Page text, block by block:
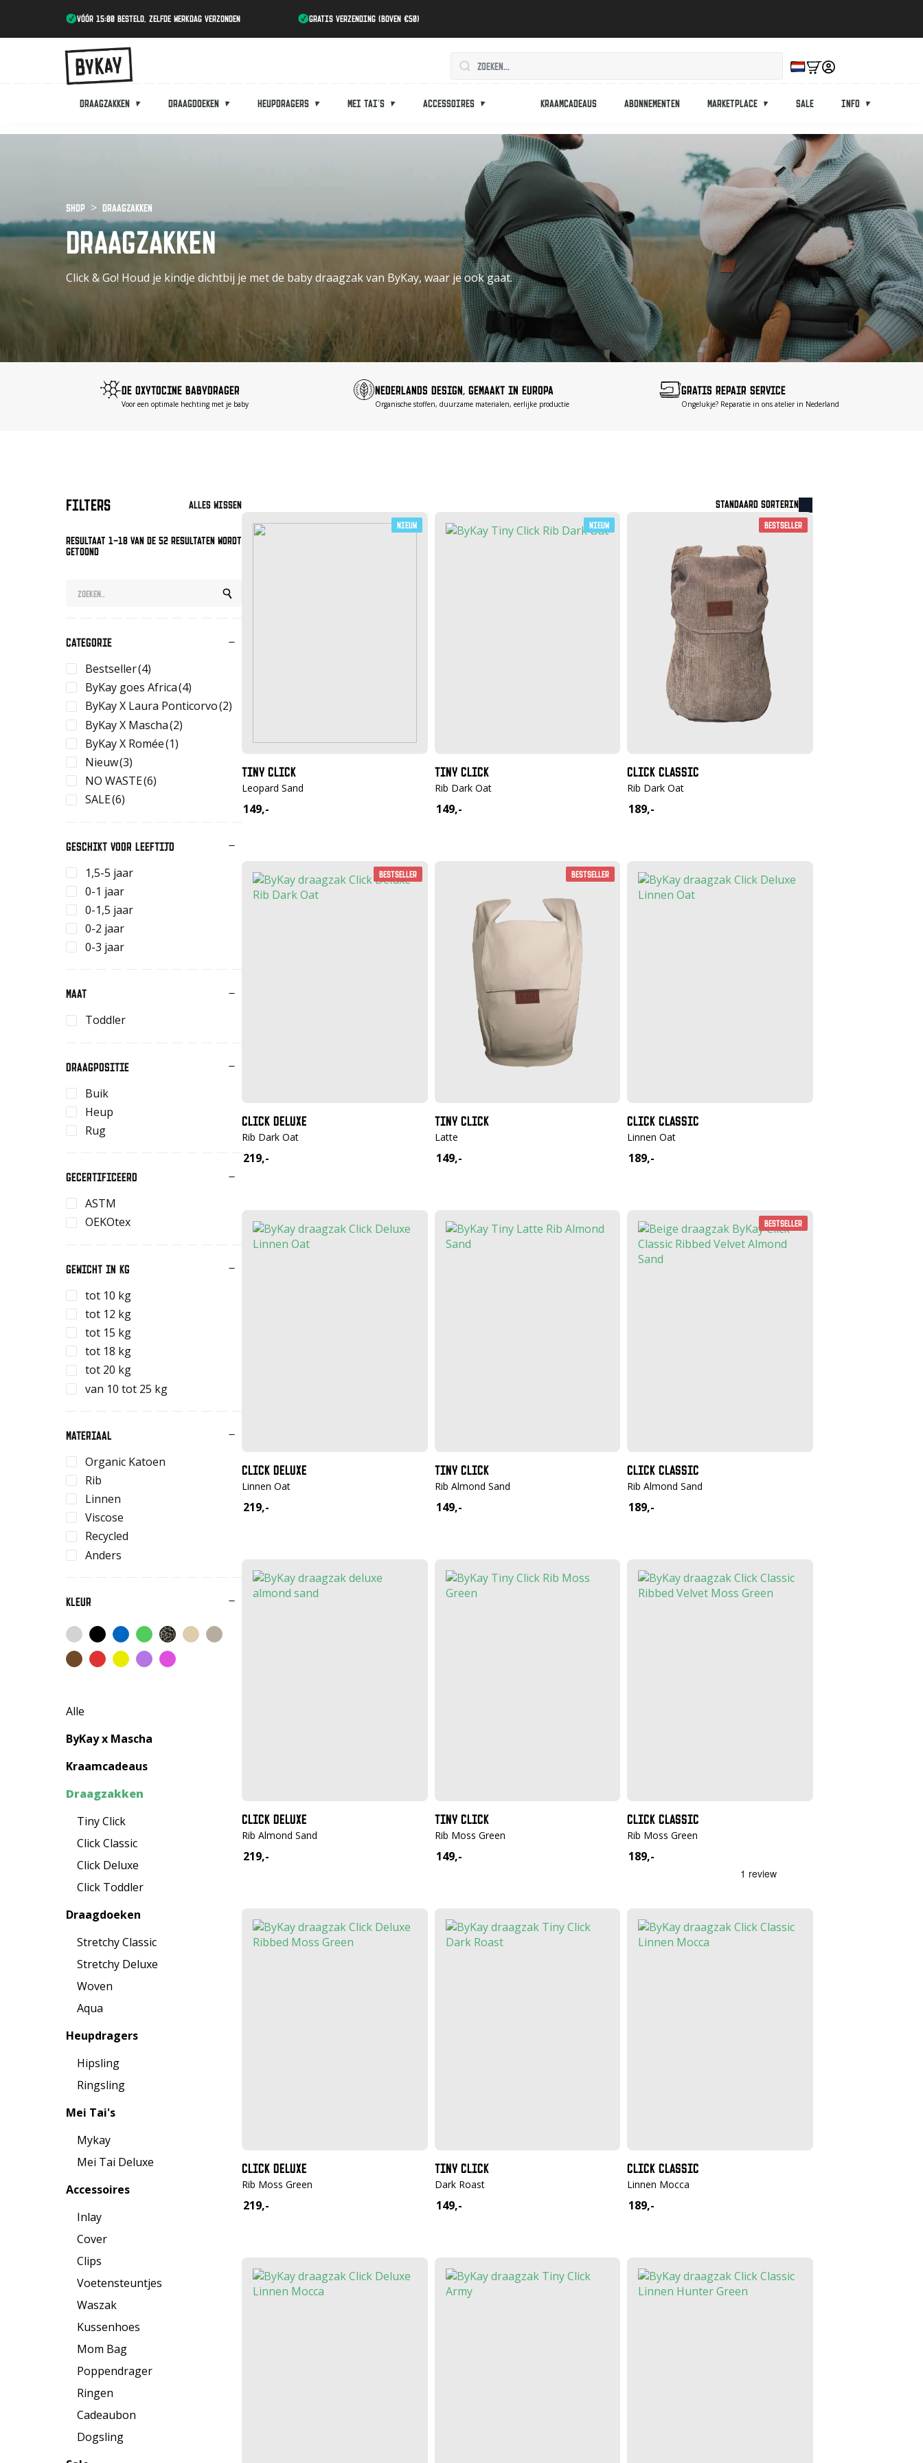
vóór 15:00 besteld, zelfde werkdag verzonden Gratis verzending (boven €50)
Draagzakken Draagdoeken Heupdragers Mei tai's Accessoires Kraamcadeaus Abonnementen Marketplace Sale Info
Shop Draagzakken
DRAAGZAKKEN
Click & Go! Houd je kindje dichtbij je met de baby draagzak van ByKay, waar je ook gaat.
DE OXYTOCINE BABYDRAGER
Voor een optimale hechting met je baby
NEDERLANDS DESIGN, GEMAAKT IN EUROPA
Organische stoffen, duurzame materialen, eerlijke productie
GRATIS REPAIR SERVICE
Ongelukje? Reparatie in ons atelier in Nederland
Filters Alles wissen
Resultaat 1–18 van de 52 resultaten wordt
getoond
CATEGORIE
Bestseller(4)
ByKay goes Africa(4)
ByKay X Laura Ponticorvo(2)
ByKay X Mascha(2)
ByKay X Romée(1)
Nieuw(3)
NO WASTE(6)
SALE(6)
GESCHIKT VOOR LEEFTIJD
1,5-5 jaar
0-1 jaar
0-1,5 jaar
0-2 jaar
0-3 jaar
MAAT
Toddler
DRAAGPOSITIE
Buik
Heup
Rug
GECERTIFICEERD
ASTM
OEKOtex
GEWICHT IN KG
tot 10 kg
tot 12 kg
tot 15 kg
tot 18 kg
tot 20 kg
van 10 tot 25 kg
MATERIAAL
Organic Katoen
Rib
Linnen
Viscose
Recycled
Anders
KLEUR
Alle
ByKay x Mascha
Kraamcadeaus
Draagzakken
Tiny Click
Click Classic
Click Deluxe
Click Toddler
Draagdoeken
Stretchy Classic
Stretchy Deluxe
Woven
Aqua
Heupdragers
Hipsling
Ringsling
Mei Tai's
Mykay
Mei Tai Deluxe
Accessoires
Inlay
Cover
Clips
Voetensteuntjes
Waszak
Kussenhoes
Mom Bag
Poppendrager
Ringen
Cadeaubon
Dogsling
Nieuw
TINY CLICK
Leopard Sand
149,-
Nieuw
TINY CLICK
Rib Dark Oat
149,-
Bestseller
CLICK CLASSIC
Rib Dark Oat
189,-
Bestseller
CLICK DELUXE
Rib Dark Oat
219,-
Bestseller
TINY CLICK
Latte
149,-
CLICK CLASSIC
Linnen Oat
189,-
CLICK DELUXE
Linnen Oat
219,-
TINY CLICK
Rib Almond Sand
149,-
Bestseller
CLICK CLASSIC
Rib Almond Sand
189,-
CLICK DELUXE
Rib Almond Sand
219,-
TINY CLICK
Rib Moss Green
149,-
CLICK CLASSIC
Rib Moss Green
189,-
CLICK DELUXE
Rib Moss Green
219,-
TINY CLICK
Dark Roast
149,-
CLICK CLASSIC
Linnen Mocca
189,-